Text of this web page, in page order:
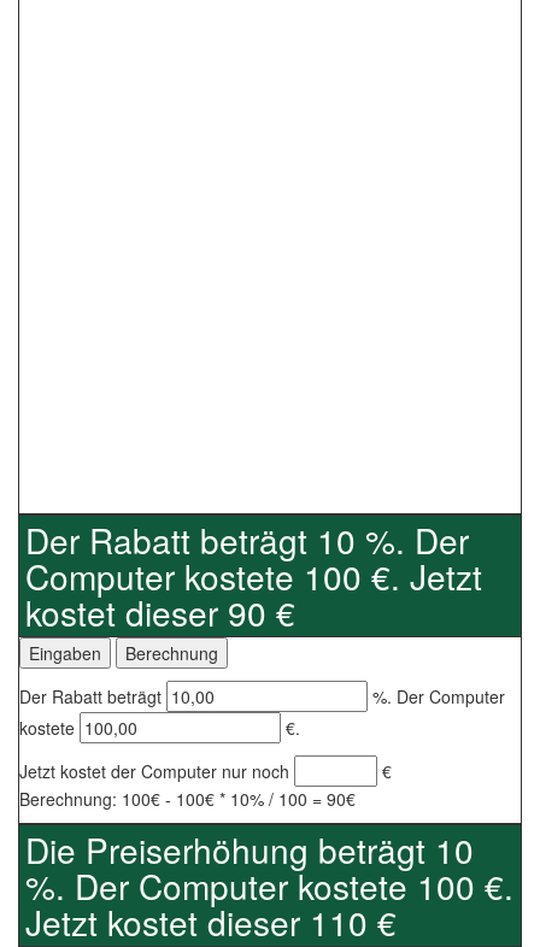
Der Rabatt beträgt 10 %. Der
Computer kostete 100 €. Jetzt
kostet dieser 90 €
Der Rabatt beträgt
%. Der Computer
kostete
€.
Jetzt kostet der Computer nur noch
€
Berechnung: 100€ - 100€ * 10% / 100 = 90€
Die Preiserhöhung beträgt 10
%. Der Computer kostete 100 €.
Jetzt kostet dieser 110 €